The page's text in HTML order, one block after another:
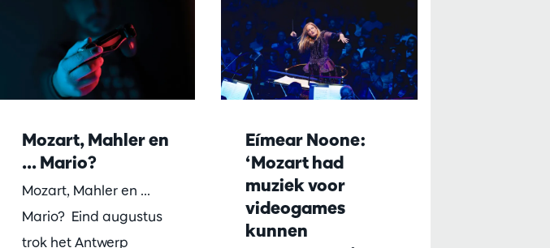
Mozart, Mahler en
... Mario?
Mozart, Mahler en ...
Mario? Eind augustus
trok het Antwerp
Eímear Noone:
‘Mozart had
muziek voor
videogames
kunnen